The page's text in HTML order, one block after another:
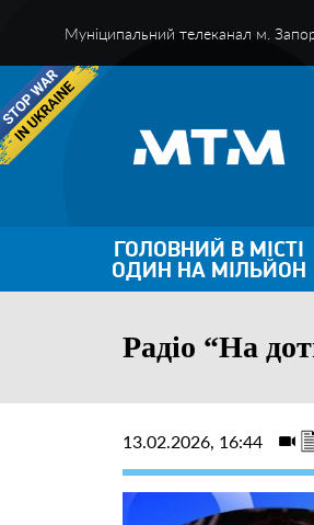
Муніципальний телеканал м.
ГОЛОВНИЙ В МІСТІ
ОДИН НА МІЛЬЙОН
Радіо “На
13.02.2026, 16:44